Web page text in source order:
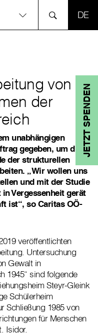
JETZT SPENDEN
von
der
unabhängigen
gegeben, um die
der strukturellen
„Wir wollen uns
und mit der Studie
Vergessenheit gerät
ist“, so Caritas OÖ-
veröffentlichten
Untersuchung
Gewalt in
1945“ sind folgende
Steyr-Gleink
Schülerheim
Schließung 1985 von
für Menschen
Isidor.